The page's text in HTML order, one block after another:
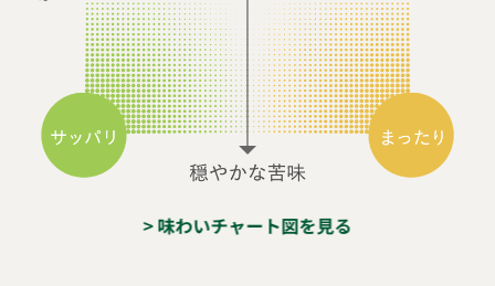
> 味わいチャート図を見る